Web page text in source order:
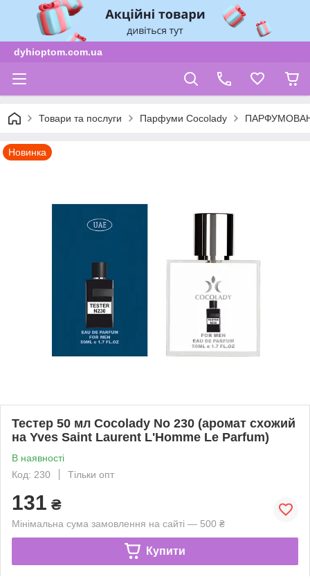
dyhioptom.com.ua
Товари та послуги Парфуми Cocolady
Новинка
Тестер 50 мл Cocolady No 230 (аромат схожий
на Yves Saint Laurent L'Homme Le Parfum)
В наявності
Код: 230
Тільки опт
131 ₴
Мінімальна сума замовлення на сайті — 500 ₴
Купити